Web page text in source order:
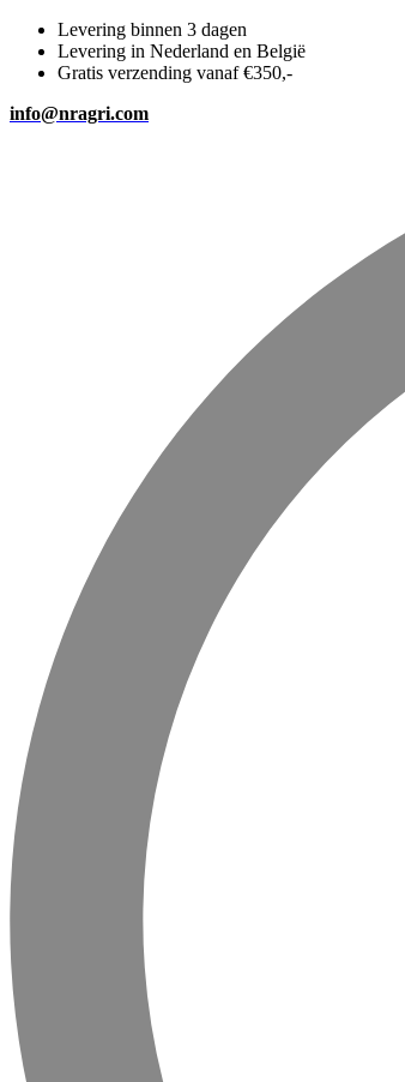
Levering binnen 3 dagen
Levering in Nederland en België
Gratis verzending vanaf €350,-
info@nragri.com